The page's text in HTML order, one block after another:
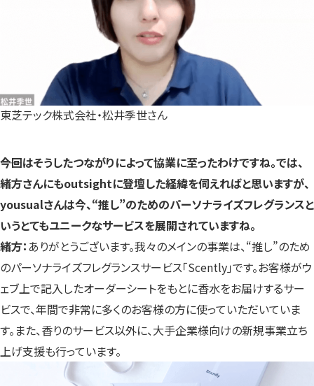
東芝テック株式会社・松井季世さん
――今回はそうしたつながりによって協業に至ったわけですね。では、
緒方さんにもoutsightに登壇した経緯を伺えればと思いますが、
yousualさんは今、“推し”のためのパーソナライズフレグランスと
いうとてもユニークなサービスを展開されていますね。
緒方： ありがとうございます。我々のメインの事業は、“推し”のため
のパーソナライズフレグランスサービス「Scently」です。お客様がウ
ェブ上で記入したオーダーシートをもとに香水をお届けするサー
ビスで、年間で非常に多くのお客様の方に使っていただいていま
す。また、香りのサービス以外に、大手企業様向けの新規事業立ち
上げ支援も行っています。